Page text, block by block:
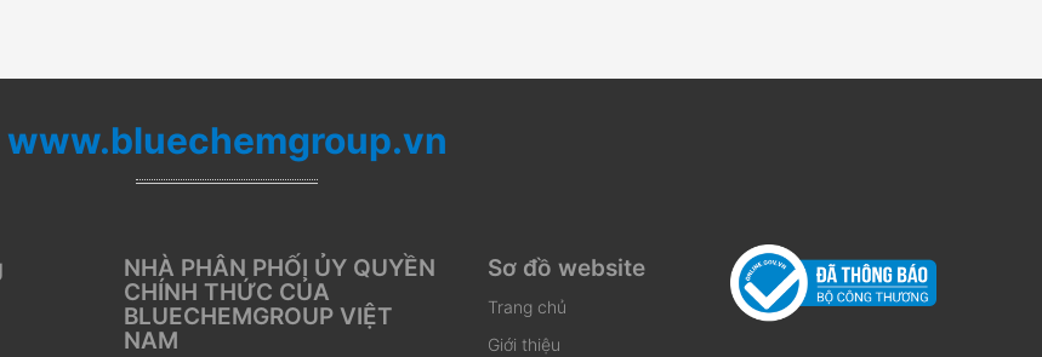
www.bluechemgroup.vn
NHÀ PHÂN PHỐI ỦY QUYỀN
CHÍNH THỨC CỦA
BLUECHEMGROUP VIỆT
NAM
Sơ đồ website
Trang chủ
Giới thiệu